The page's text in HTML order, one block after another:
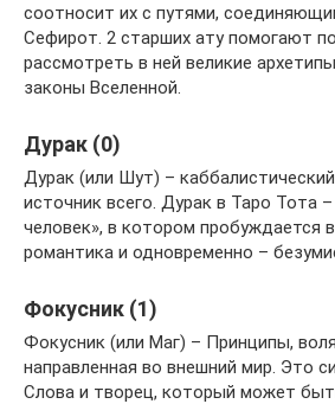
соотносит их с путями,
Сефирот. 2 старших ату помогают
рассмотреть в ней великие
законы Вселенной.
Дурак (0)
Дурак (или Шут) –
источник всего. Дурак в Таро Тота
человек», в котором пробуждается
романтика и одновременно –
Фокусник (1)
Фокусник (или Маг) – Принципы,
направленная во внешний мир. Это
Слова и творец, который может